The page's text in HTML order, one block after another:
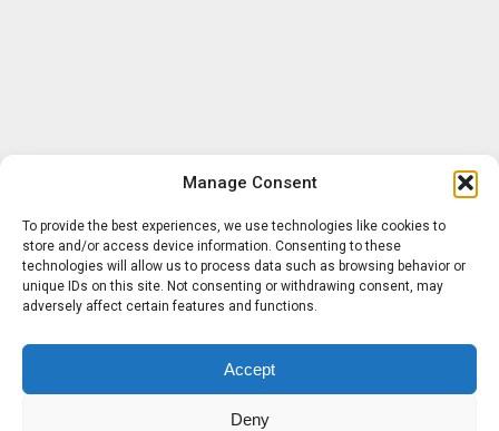
Manage Consent
To provide the best experiences, we use technologies like cookies to
store and/or access device information. Consenting to these
technologies will allow us to process data such as browsing behavior or
unique IDs on this site. Not consenting or withdrawing consent, may
adversely affect certain features and functions.
Accept
Deny